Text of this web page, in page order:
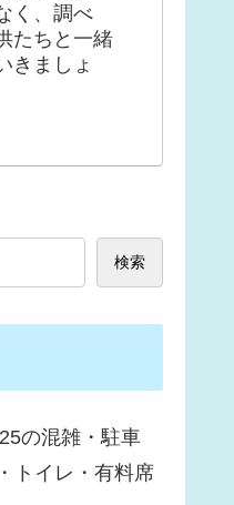
く、調べ
たちと一緒
きましょ
検索
の混雑・駐車
トイレ・有料席